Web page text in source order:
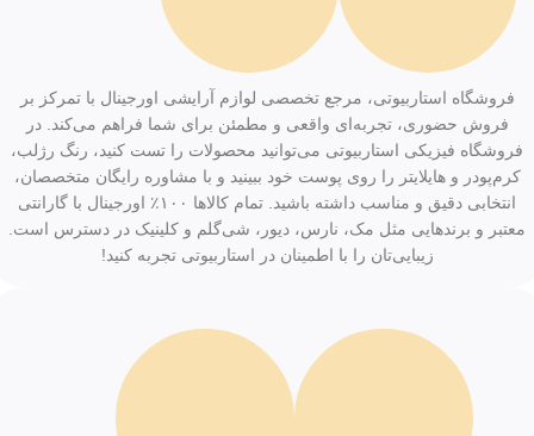
فروشگاه استاربیوتی، مرجع تخصصی لوازم آرایشی اورجینال با تمرکز بر
فروش حضوری، تجربه‌ای واقعی و مطمئن برای شما فراهم می‌کند. در
فروشگاه فیزیکی استاربیوتی می‌توانید محصولات را تست کنید، رنگ رژلب،
کرم‌پودر و هایلایتر را روی پوست خود ببینید و با مشاوره رایگان متخصصان،
انتخابی دقیق و مناسب داشته باشید. تمام کالاها ۱۰۰٪ اورجینال با گارانتی
معتبر و برندهایی مثل مک، نارس، دیور، شی‌گلم و کلینیک در دسترس است.
زیبایی‌تان را با اطمینان در استاربیوتی تجربه کنید!